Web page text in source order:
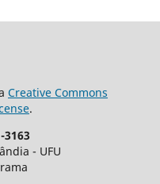
Creative Commons
.
3163
- UFU